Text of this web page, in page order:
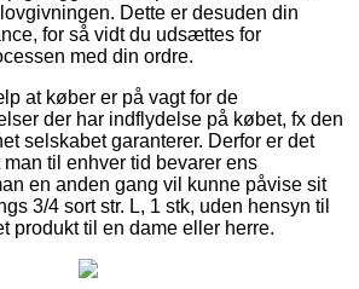
Dette er desuden din
for så vidt du udsættes for
med din ordre.
at køber er på vagt for de
der har indflydelse på købet, fx den
selskabet garanterer. Derfor er det
til enhver tid bevarer ens
en anden gang vil kunne påvise sit
3/4 sort str. L, 1 stk, uden hensyn til
produkt til en dame eller herre.